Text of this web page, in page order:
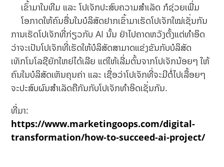
ເຂົ້າມາໃນທີມ ແລະ ໂປເຈັກປະສົບຄວາມສຳເລັດ ກໍຊ່ວຍເພີ່ມ
ໂອກາດໃຫ້ຄົນອື່ນໃນບໍລິສັດຢາກເຂົ້າມາເຮັດໂປເຈັກໃໝ່ເຊັ່ນກັນ
ການເຮັດໂປເຈັກທີ່ກ່ຽວກັບ AI ນັ້ນ ຢ່າໄປຄາດຫວັງຕັ້ງແຕ່ທຳອິດ
ວ່າຈະເປັນໂປເຈັກທີ່ເຮັດໃຫ້ບໍລິສັດສາມາດແຂ່ງຂັນກັບບໍລິສັດ
ເທັກໂນໂລຊີຍັກໃຫຍ່ໄດ້ເລີຍ ແຕ່ໃຫ້ເລີ່ມຕົ້ນຈາກໂປເຈັກນ້ອຍໆ ໃຫ້
ຄົນໃນບໍລິສັດເຫັນຄຸນຄ່າ ແລະ ເຊື່ອວ່າໂປເຈັກທີ່ຈະມີຕໍ່ໄປເລື້ອຍໆ
ຈະປະສົບຜົນສຳເລັດຄືກັນກັບໂປເຈັກທຳອິດເຊັ່ນກັນ.
ທີ່ມາ:
https://www.marketingoops.com/digital-
transformation/how-to-succeed-ai-project/